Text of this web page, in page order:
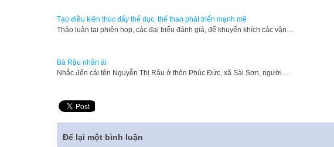
Tạo điều kiện thúc đẩy thể dục, thể thao phát triển mạnh mẽ
Thảo luận tại phiên họp, các đại biểu đánh giá, để khuyến khích các vận…
Bà Rậu nhân ái
Nhắc đến cái tên Nguyễn Thị Rậu ở thôn Phúc Đức, xã Sài Sơn, người…
Để lại một bình luận